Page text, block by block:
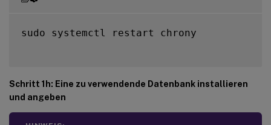
sudo systemctl restart chrony
Schritt 1h: Eine zu verwendende Datenbank installieren
und angeben